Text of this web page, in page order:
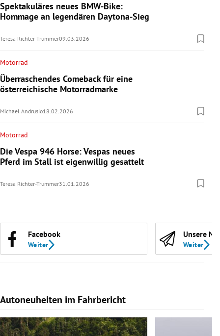
Spektakuläres neues BMW-Bike:
Hommage an legendären Daytona-Sieg
Teresa Richter-Trummer09.03.2026
Motorrad
Überraschendes Comeback für eine
österreichische Motorradmarke
Michael Andrusio18.02.2026
Motorrad
Die Vespa 946 Horse: Vespas neues
Pferd im Stall ist eigenwillig gesattelt
Teresa Richter-Trummer31.01.2026
Facebook
Weiter
Unsere
Weiter
Autoneuheiten im Fahrbericht
Slide 1 von 7